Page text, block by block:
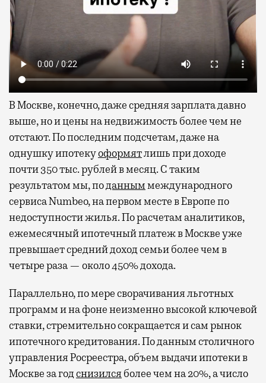
В Москве, конечно, даже средняя зарплата давно
выше, но и цены на недвижимость более чем не
отстают. По последним подсчетам, даже на
однушку ипотекуоформятлишь при доходе
почти 350 тыс. рублей в месяц. С таким
результатом мы, поданныммеждународного
сервиса Numbeo, на первом месте в Европе по
недоступности жилья. По расчетам аналитиков,
ежемесячный ипотечный платеж в Москве уже
превышает средний доход семьи более чем в
четыре раза — около 450% дохода.
Параллельно, по мере сворачивания льготных
программ и на фоне неизменно высокой ключевой
ставки, стремительно сокращается и сам рынок
ипотечного кредитования. По данным столичного
управления Росреестра, объем выдачи ипотеки в
Москве за годснизилсяболее чем на 20%, а число